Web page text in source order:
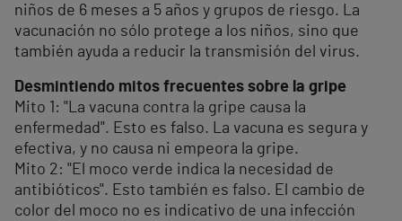
niños de 6 meses a 5 años y grupos de riesgo. La
vacunación no sólo protege a los niños, sino que
también ayuda a reducir la transmisión del virus.
Desmintiendo mitos frecuentes sobre la gripe
Mito 1: "La vacuna contra la gripe causa la
enfermedad". Esto es falso. La vacuna es segura y
efectiva, y no causa ni empeora la gripe.
Mito 2: "El moco verde indica la necesidad de
antibióticos". Esto también es falso. El cambio de
color del moco no es indicativo de una infección